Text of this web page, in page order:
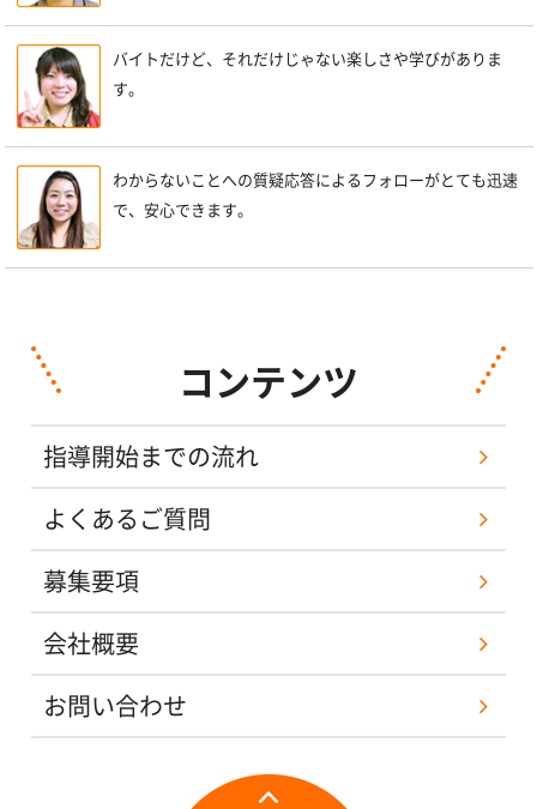
バイトだけど、それだけじゃない楽しさや学びがありま
す。
わからないことへの質疑応答によるフォローがとても迅速
で、安心できます。
コンテンツ
指導開始までの流れ
よくあるご質問
募集要項
会社概要
お問い合わせ